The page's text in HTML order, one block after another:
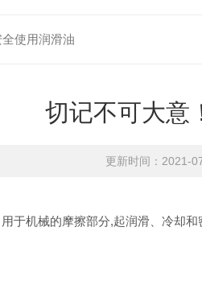
使用润滑油
切记不可大意
更新时间：
于机械的摩擦部分,起润滑、冷却和